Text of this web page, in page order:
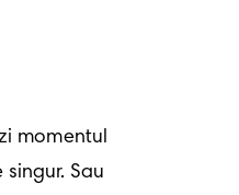
momentul
Sau